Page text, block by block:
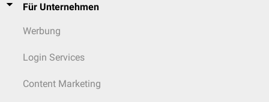
Für Unternehmen
Werbung
Login Services
Content Marketing